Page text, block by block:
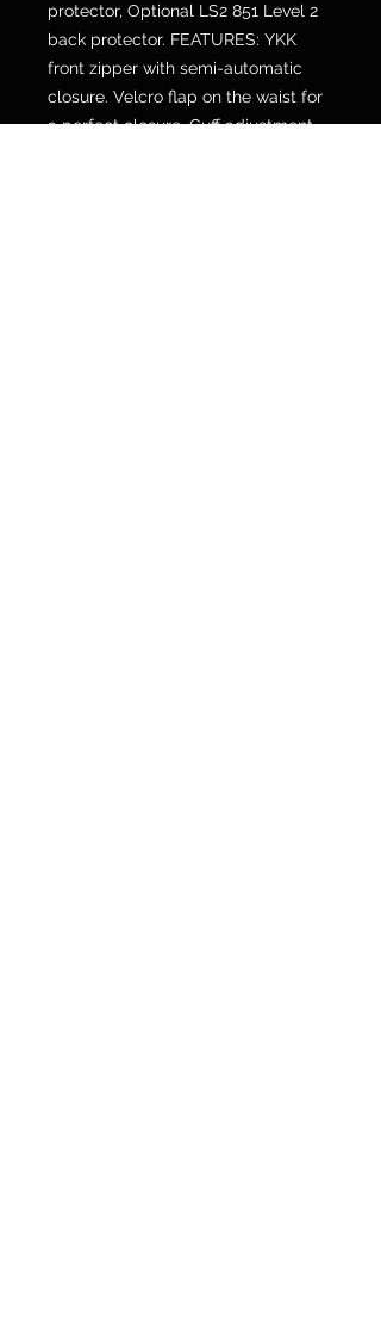
protector, Optional LS2 851 Level 2
back protector. FEATURES: YKK
front zipper with semi-automatic
closure. Velcro flap on the waist for
a perfect closure. Cuff adjustment